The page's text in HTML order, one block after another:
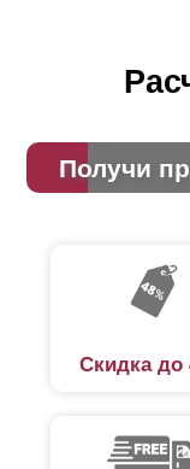
Получи
Скидка до